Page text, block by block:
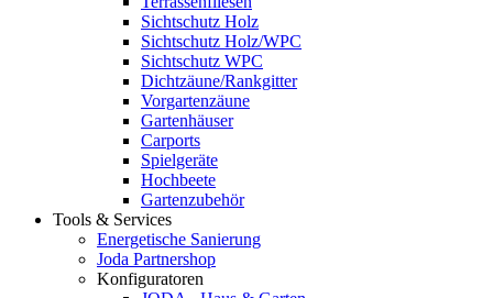
Sichtschutz Holz
Sichtschutz Holz/WPC
Sichtschutz WPC
Dichtzäune/Rankgitter
Vorgartenzäune
Gartenhäuser
Carports
Spielgeräte
Hochbeete
Gartenzubehör
Tools & Services
Energetische Sanierung
Joda Partnershop
Konfiguratoren